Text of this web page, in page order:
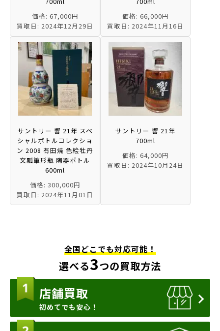
価格: 67,000円
買取日: 2024年12月29日
価格: 66,000円
買取日: 2024年11月16日
サントリー 響 21年 スペ
シャルボトルコレクショ
ン 2008 有田焼 色絵牡丹
文瓢箪形瓶 陶器ボトル
600ml
価格: 300,000円
買取日: 2024年11月01日
サントリー 響 21年
700ml
価格: 64,000円
買取日: 2024年10月24日
全国どこでも対応可能！
選べる3つの買取方法
店舗買取
初めてでも安心！